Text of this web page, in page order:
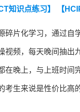
知识点练习】 【
片化学习，通过自
频，每天晚间抽出
在晚上，与上班时
生来说是性价比高